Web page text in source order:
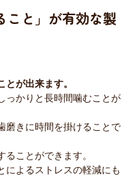
こと」が有効な製
が出来ます。
っかりと長時間噛むことが
きに時間を掛けることで
ことができます。
よるストレスの軽減にも